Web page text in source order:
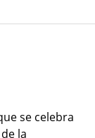
se celebra
la